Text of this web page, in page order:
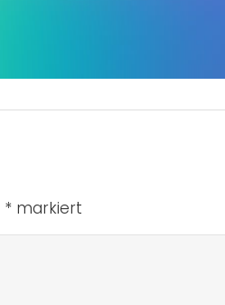
* markiert